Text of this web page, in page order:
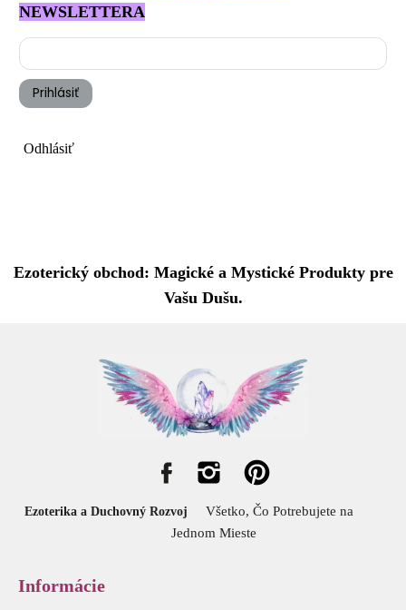
NEWSLETTERA
Prihlásiť
Odhlásiť
Ezoterický obchod: Magické a Mystické Produkty pre
Vašu Dušu.
Ezoterika a Duchovný Rozvoj
Všetko, Čo Potrebujete na
Jednom Mieste
Informácie